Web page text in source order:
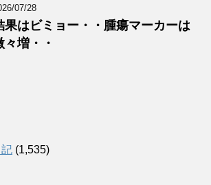
07/28
果はビミョー・・腫瘍マーカーは
々増・・
(1,535)